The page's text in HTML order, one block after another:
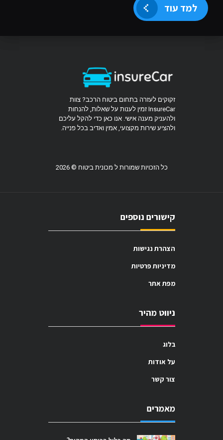
למד עוד
ניווט מהיר
בלוג
על אודות
צור קשר
קישורים נוספים
הצהרת נגישות
מדיניות פרטיות
מפת אתר
מאמרים
זקוקים לעזרה בתחום ביטוח הרכב? צוות
InsureCar זמין לענות על שאלות, להנחות
ולהעניק מענה אישי. אנו כאן כדי להקל עליכם
ולהציע שירות מקצועי, אמין ואדיב בכל פנייה.
כל הזכויות שמורות ל מכונית ביטוח © 2026